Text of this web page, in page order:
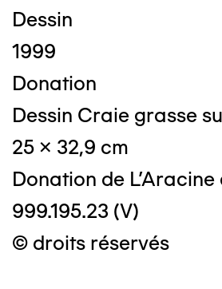
Dessin
1999
Donation
Dessin Craie grasse
25 x 32,9 cm
Donation de L'Aracine
999.195.23 (V)
© droits réservés